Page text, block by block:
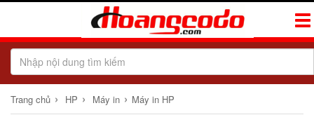
Trang chủ › HP › Máy in › Máy in HP